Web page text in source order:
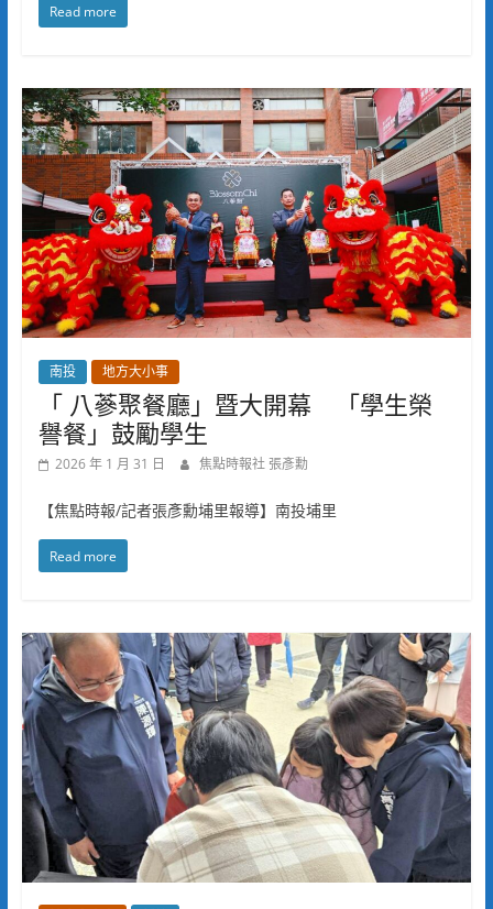
Read more
南投 地方大小事
「 八蔘聚餐廳」暨大開幕 「學生榮
譽餐」鼓勵學生
2026 年 1 月 31 日 焦點時報社 張彥勳
【焦點時報/記者張彥勳埔里報導】南投埔里
Read more